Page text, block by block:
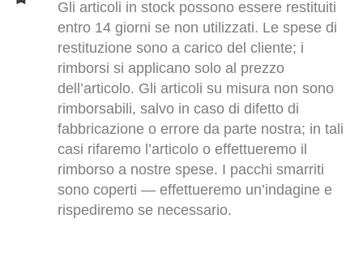
Gli articoli in stock possono essere restituiti
entro 14 giorni se non utilizzati. Le spese di
restituzione sono a carico del cliente; i
rimborsi si applicano solo al prezzo
dell’articolo. Gli articoli su misura non sono
rimborsabili, salvo in caso di difetto di
fabbricazione o errore da parte nostra; in tali
casi rifaremo l’articolo o effettueremo il
rimborso a nostre spese. I pacchi smarriti
sono coperti — effettueremo un’indagine e
rispediremo se necessario.